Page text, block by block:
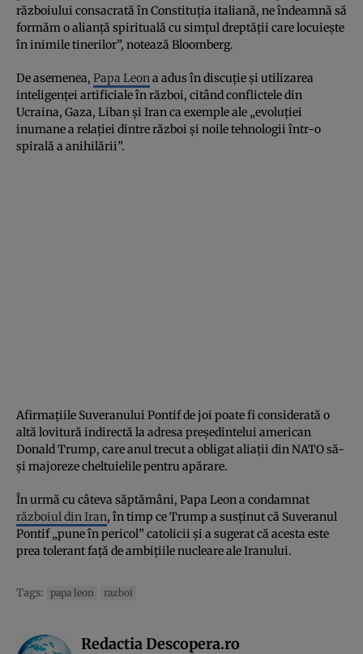
războiului consacrată în Constituția italiană, ne îndeamnă să
formăm o alianță spirituală cu simțul dreptății care locuiește
în inimile tinerilor”, notează Bloomberg.
De asemenea, Papa Leona adus în discuție și utilizarea
inteligenței artificiale în război, citând conflictele din
Ucraina, Gaza, Liban și Iran ca exemple ale „evoluției
inumane a relației dintre război și noile tehnologii într-o
spirală a anihilării”.
Afirmațiile Suveranului Pontif de joi poate fi considerată o
altă lovitură indirectă la adresa președintelui american
Donald Trump, care anul trecut a obligat aliații din NATO să-
și majoreze cheltuielile pentru apărare.
În urmă cu câteva săptămâni, Papa Leon a condamnat
războiul din Iran, în timp ce Trump a susținut că Suveranul
Pontif „pune în pericol” catolicii și a sugerat că acesta este
prea tolerant față de ambițiile nucleare ale Iranului.
Tags: papa leon razboi
Redactia Descopera.ro